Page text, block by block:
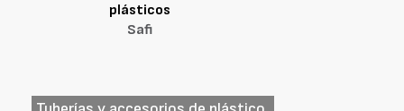
plásticos
Safi